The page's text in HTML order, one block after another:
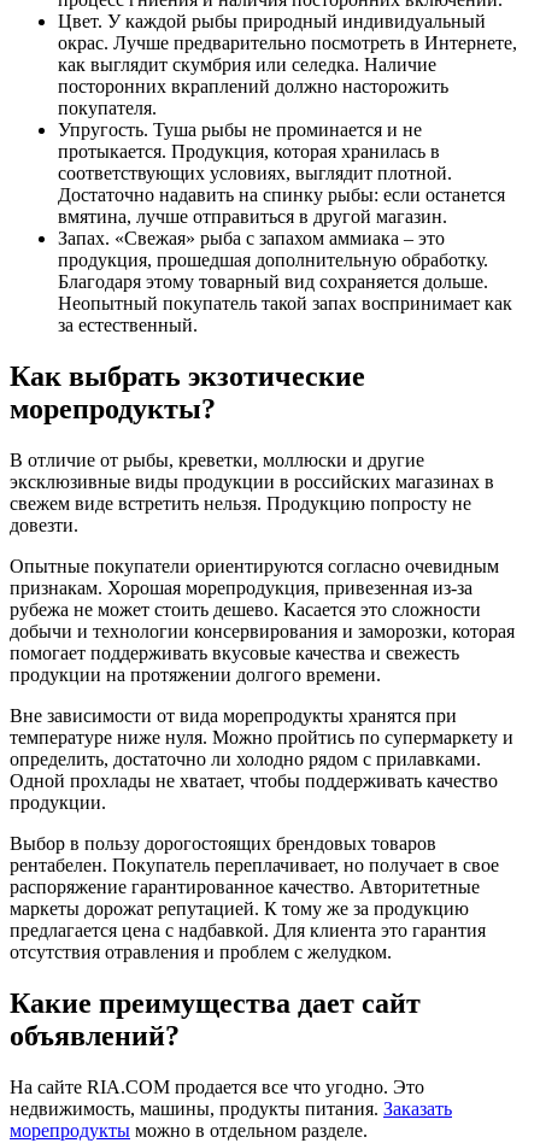
Цвет. У каждой рыбы природный индивидуальный
окрас. Лучше предварительно посмотреть в Интернете,
как выглядит скумбрия или селедка. Наличие
посторонних вкраплений должно насторожить
покупателя.
Упругость. Туша рыбы не проминается и не
протыкается. Продукция, которая хранилась в
соответствующих условиях, выглядит плотной.
Достаточно надавить на спинку рыбы: если останется
вмятина, лучше отправиться в другой магазин.
Запах. «Свежая» рыба с запахом аммиака – это
продукция, прошедшая дополнительную обработку.
Благодаря этому товарный вид сохраняется дольше.
Неопытный покупатель такой запах воспринимает как
за естественный.
Как выбрать экзотические
морепродукты?
В отличие от рыбы, креветки, моллюски и другие
эксклюзивные виды продукции в российских магазинах в
свежем виде встретить нельзя. Продукцию попросту не
довезти.
Опытные покупатели ориентируются согласно очевидным
признакам. Хорошая морепродукция, привезенная из-за
рубежа не может стоить дешево. Касается это сложности
добычи и технологии консервирования и заморозки, которая
помогает поддерживать вкусовые качества и свежесть
продукции на протяжении долгого времени.
Вне зависимости от вида морепродукты хранятся при
температуре ниже нуля. Можно пройтись по супермаркету и
определить, достаточно ли холодно рядом с прилавками.
Одной прохлады не хватает, чтобы поддерживать качество
продукции.
Выбор в пользу дорогостоящих брендовых товаров
рентабелен. Покупатель переплачивает, но получает в свое
распоряжение гарантированное качество. Авторитетные
маркеты дорожат репутацией. К тому же за продукцию
предлагается цена с надбавкой. Для клиента это гарантия
отсутствия отравления и проблем с желудком.
Какие преимущества дает сайт
объявлений?
На сайте RIA.COM продается все что угодно. Это
недвижимость, машины, продукты питания. Заказать
морепродукты можно в отдельном разделе.